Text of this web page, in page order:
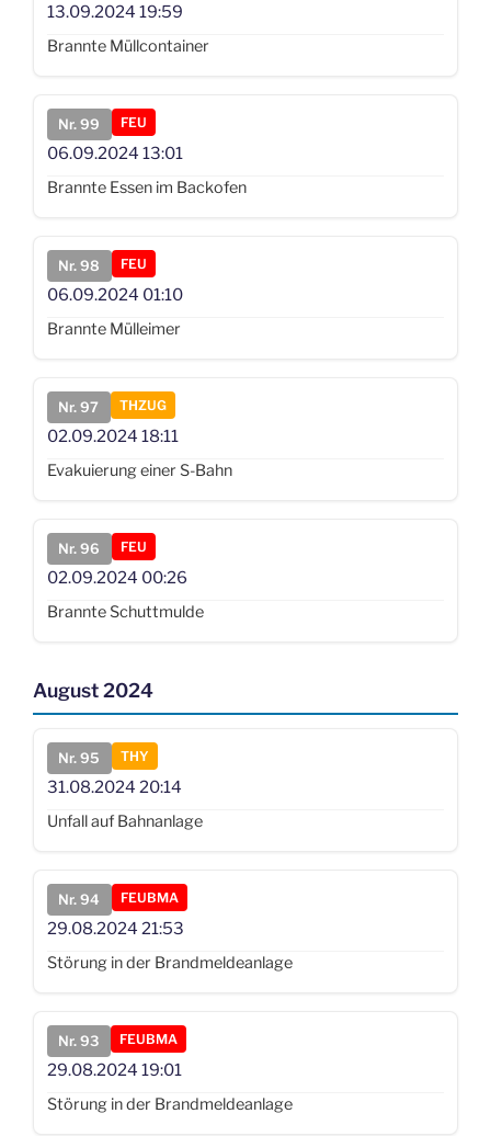
13.09.2024 19:59
Brannte Müllcontainer
Nr. 99 FEU
06.09.2024 13:01
Brannte Essen im Backofen
Nr. 98 FEU
06.09.2024 01:10
Brannte Mülleimer
Nr. 97 THZUG
02.09.2024 18:11
Evakuierung einer S-Bahn
Nr. 96 FEU
02.09.2024 00:26
Brannte Schuttmulde
August 2024
Nr. 95 THY
31.08.2024 20:14
Unfall auf Bahnanlage
Nr. 94 FEUBMA
29.08.2024 21:53
Störung in der Brandmeldeanlage
Nr. 93 FEUBMA
29.08.2024 19:01
Störung in der Brandmeldeanlage